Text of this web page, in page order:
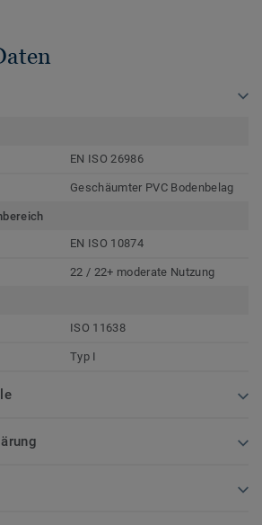
EN ISO 26986
Geschäumter PVC Bodenbelag
EN ISO 10874
22 / 22+ moderate Nutzung
ISO 11638
Typ I